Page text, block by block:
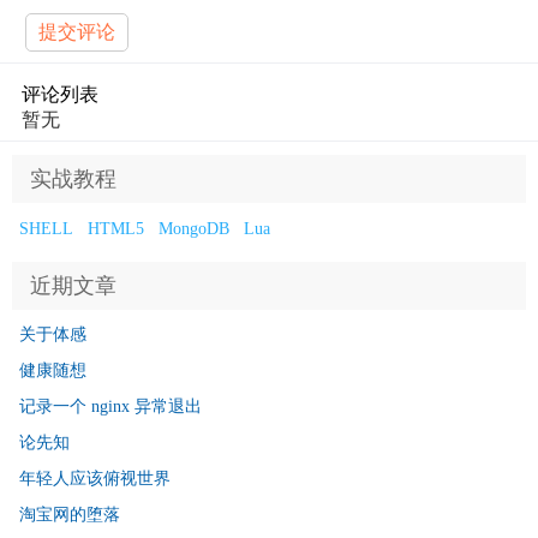
提交评论
评论列表
暂无
实战教程
SHELL HTML5 MongoDB Lua
近期文章
关于体感
健康随想
记录一个 nginx 异常退出
论先知
年轻人应该俯视世界
淘宝网的堕落